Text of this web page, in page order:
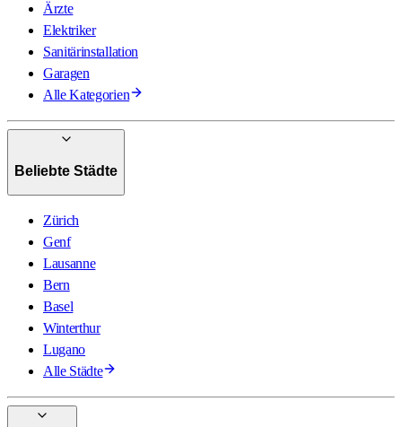
Ärzte
Elektriker
Sanitärinstallation
Garagen
Alle Kategorien
Beliebte Städte
Zürich
Genf
Lausanne
Bern
Basel
Winterthur
Lugano
Alle Städte